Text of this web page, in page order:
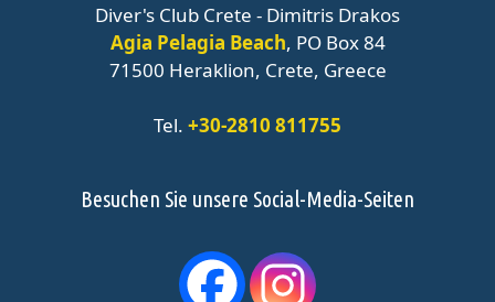
Diver's Club Crete - Dimitris Drakos
Agia Pelagia Beach, PO Box 84
71500 Heraklion, Crete, Greece
Tel. +30-2810 811755
Besuchen Sie unsere Social-Media-Seiten